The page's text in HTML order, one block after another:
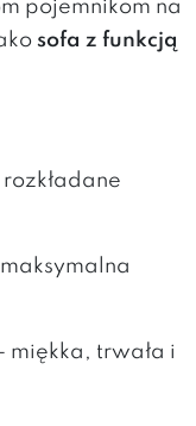
pojemnikom na
sofa z funkcją
miękka, trwała i